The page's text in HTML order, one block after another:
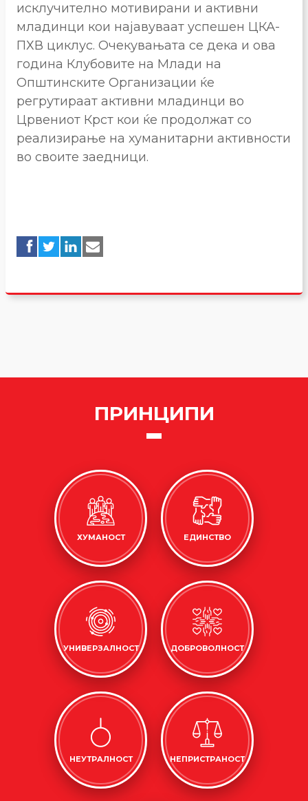
исклучително мотивирани и активни
младинци кои најавуваат успешен ЦКА-
ПХВ циклус. Очекувањата се дека и ова
година Клубовите на Млади на
Општинските Организации ќе
регрутираат активни младинци во
Црвениот Крст кои ќе продолжат со
реализирање на хуманитарни активности
во своите заедници.
ПРИНЦИПИ
ХУМАНОСТ ЕДИНСТВО
УНИВЕРЗАЛНОСТ ДОБРОВОЛНОСТ
НЕУТРАЛНОСТ НЕПРИСТРАНОСТ